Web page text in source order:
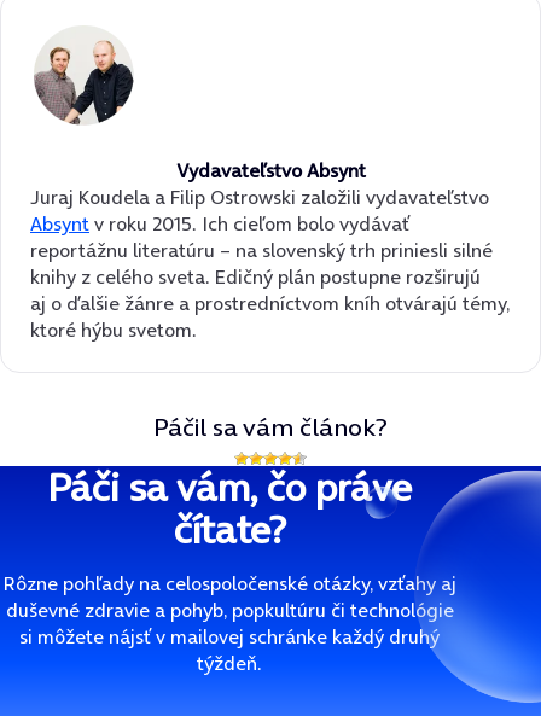
Vydavateľstvo Absynt
Juraj Koudela a Filip Ostrowski založili vydavateľstvo
Absyntv roku 2015. Ich cieľom bolo vydávať
reportážnu literatúru – na slovenský trh priniesli silné
knihy z celého sveta. Edičný plán postupne rozširujú
aj o ďalšie žánre a prostredníctvom kníh otvárajú témy,
ktoré hýbu svetom.
Páčil sa vám článok?
Páči sa vám, čo práve
čítate?
Rôzne pohľady na celospoločenské otázky, vzťahy aj
duševné zdravie a pohyb, popkultúru či technológie
si môžete nájsť v mailovej schránke každý druhý
týždeň.